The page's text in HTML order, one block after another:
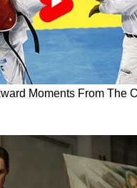
सबसे ज्यादा चैलेंज मिले'